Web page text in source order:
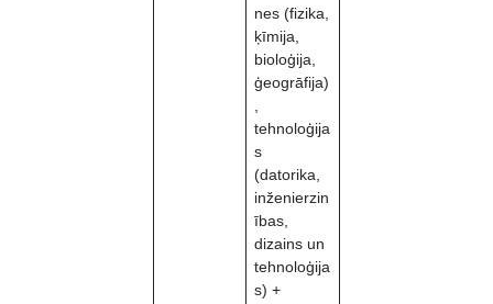
nes (fizika,
ķīmija,
bioloģija,
ģeogrāfija)
,
tehnoloģija
s
(datorika,
inženierzin
ības,
dizains un
tehnoloģija
s) +